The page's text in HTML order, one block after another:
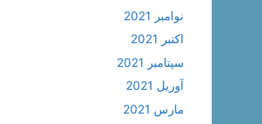
نوامبر 2021
اکتبر 2021
سپتامبر 2021
آوریل 2021
مارس 2021